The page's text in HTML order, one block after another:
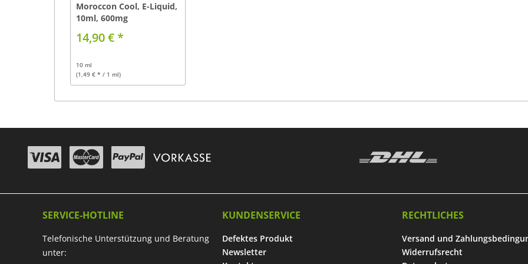
Moroccon Cool, E-Liquid,
10ml, 600mg
14,90 € *
10 ml
(1,49 € * / 1 ml)
SERVICE-HOTLINE
Telefonische Unterstützung und Beratung
unter:
KUNDENSERVICE
Defektes Produkt
Newsletter
RECHTLICHES
Versand und
Widerrufsrecht